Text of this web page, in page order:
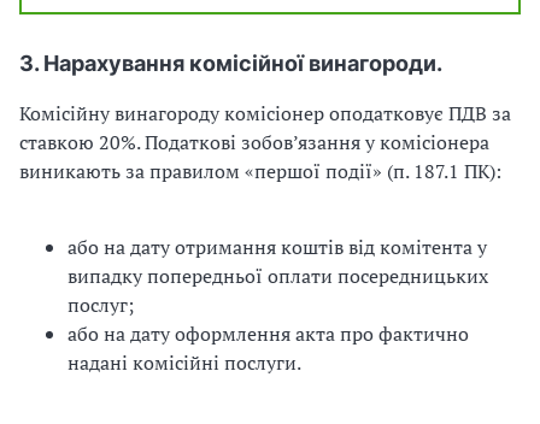
3. Нарахування комісійної винагороди.
Комісійну винагороду комісіонер оподатковує ПДВ за
ставкою 20%. Податкові зобов’язання у комісіонера
виникають за правилом «першої події» (п. 187.1 ПК):
або на дату отримання коштів від комітента у
випадку попередньої оплати посередницьких
послуг;
або на дату оформлення акта про фактично
надані комісійні послуги.